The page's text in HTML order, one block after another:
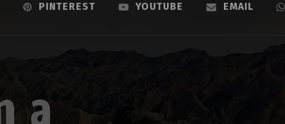
PINTEREST YOUTUBE EMAIL